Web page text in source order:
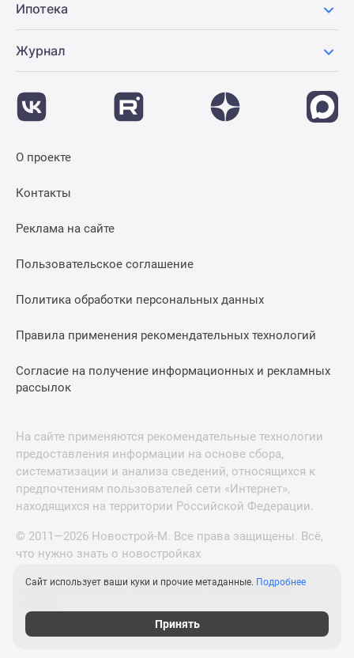
Ипотека
Журнал
О проекте
Контакты
Реклама на сайте
Пользовательское соглашение
Политика обработки персональных данных
Правила применения рекомендательных технологий
Согласие на получение информационных и рекламных
рассылок
На сайте применяются рекомендательные технологии
предоставления информации на основе сбора,
систематизации и анализа сведений, относящихся к
предпочтениям пользователей сети «Интернет»,
находящихся на территории Российской Федерации.
© 2011—2026 Новострой-М. Все права защищены. Всё,
что нужно знать о новостройках
Новостройки Санкт-Петербурга и Ленинградской
Сайт использует ваши куки и прочие метаданные. Подробнее
Принять